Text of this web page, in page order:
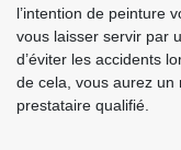
l’intention de peinture
vous laisser servir par
d’éviter les accidents
de cela, vous aurez un
prestataire qualifié.